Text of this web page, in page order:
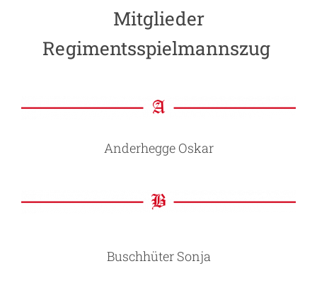
Mitglieder
Regimentsspielmannszug
Anderhegge Oskar
Buschhüter Sonja